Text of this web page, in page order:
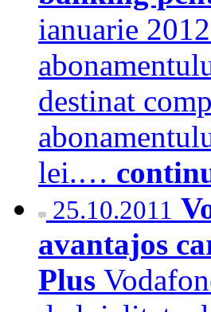
ianuarie
destinat
lei.…
25.10.2011
avantajos
Plus